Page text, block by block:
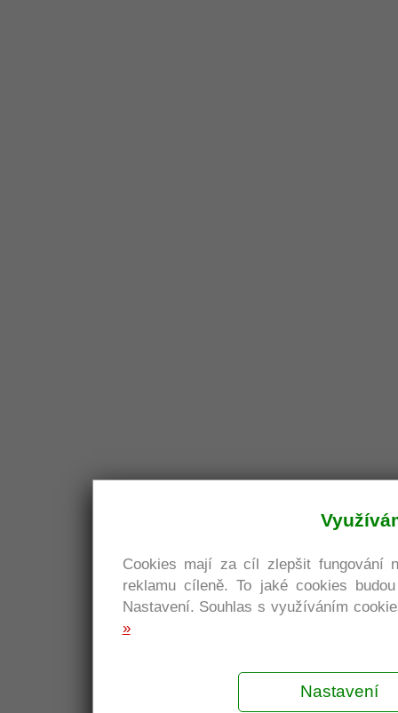
Cookies mají za cíl zlepšit fungování
reklamu cíleně. To jaké cookies
Nastavení. Souhlas s využíváním
»
Nastavení